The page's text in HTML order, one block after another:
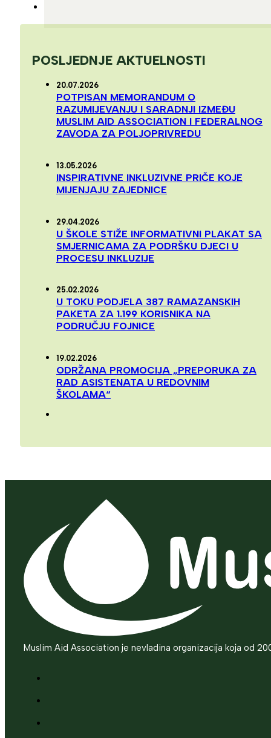
POSLJEDNJE AKTUELNOSTI
20.07.2026
POTPISAN MEMORANDUM O
RAZUMIJEVANJU I SARADNJI IZMEĐU
MUSLIM AID ASSOCIATION I FEDERALNOG
ZAVODA ZA POLJOPRIVREDU
13.05.2026
INSPIRATIVNE INKLUZIVNE PRIČE KOJE
MIJENJAJU ZAJEDNICE
29.04.2026
U ŠKOLE STIŽE INFORMATIVNI PLAKAT SA
SMJERNICAMA ZA PODRŠKU DJECI U
PROCESU INKLUZIJE
25.02.2026
U TOKU PODJELA 387 RAMAZANSKIH
PAKETA ZA 1.199 KORISNIKA NA
PODRUČJU FOJNICE
19.02.2026
ODRŽANA PROMOCIJA „PREPORUKA ZA
RAD ASISTENATA U REDOVNIM
ŠKOLAMA“
Muslim Aid Association je nevladina organizacija koja od